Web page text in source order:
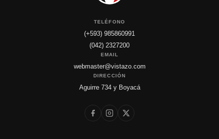
TELÉFONO
(+593) 985860991
(042) 2327200
EMAIL
webmaster@vistazo.com
DIRECCIÓN
Aguirre 734 y Boyacá